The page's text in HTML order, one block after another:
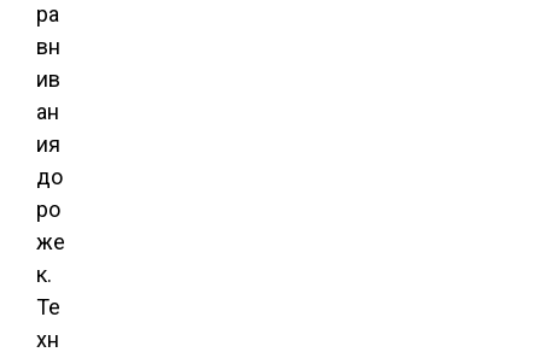
ра
вн
ив
ан
ия
до
ро
же
к.
Те
хн